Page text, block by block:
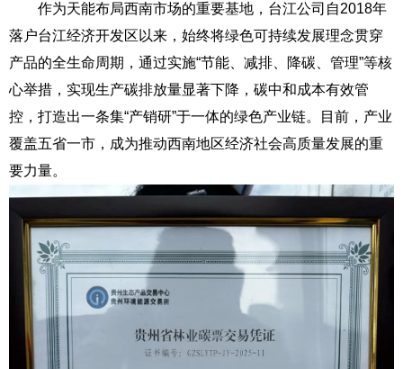
作为天能布局西南市场的重要基地，台江公司自2018年
落户台江经济开发区以来，始终将绿色可持续发展理念贯穿
产品的全生命周期，通过实施“节能、减排、降碳、管理”等核
心举措，实现生产碳排放量显著下降，碳中和成本有效管
控，打造出一条集“产销研”于一体的绿色产业链。目前，产业
覆盖五省一市，成为推动西南地区经济社会高质量发展的重
要力量。